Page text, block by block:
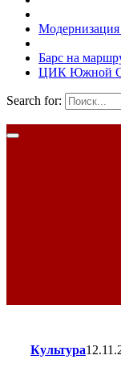
Барс на
ЦИК Южной
Search for:
Культура